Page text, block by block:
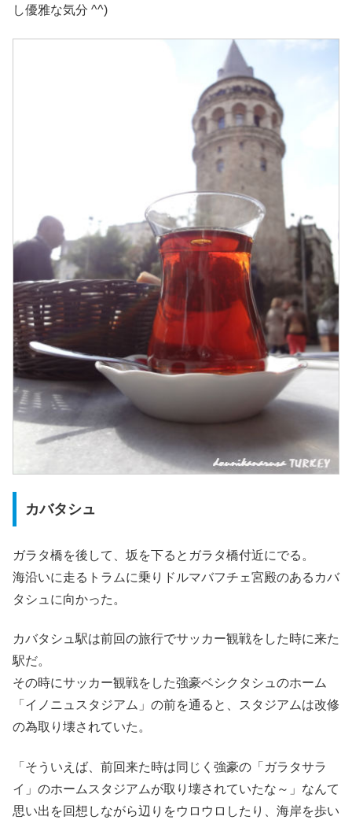
し優雅な気分 ^^)
カバタシュ
ガラタ橋を後して、坂を下るとガラタ橋付近にでる。
海沿いに走るトラムに乗りドルマバフチェ宮殿のあるカバ
タシュに向かった。
カバタシュ駅は前回の旅行でサッカー観戦をした時に来た
駅だ。
その時にサッカー観戦をした強豪ベシクタシュのホーム
「イノニュスタジアム」の前を通ると、スタジアムは改修
の為取り壊されていた。
「そういえば、前回来た時は同じく強豪の「ガラタサラ
イ」のホームスタジアムが取り壊されていたな～」なんて
思い出を回想しながら辺りをウロウロしたり、海岸を歩い